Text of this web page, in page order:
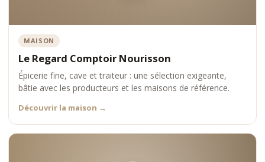
MAISON
Le Regard Comptoir Nourisson
Épicerie fine, cave et traiteur : une sélection exigeante,
bâtie avec les producteurs et les maisons de référence.
Découvrir la maison →